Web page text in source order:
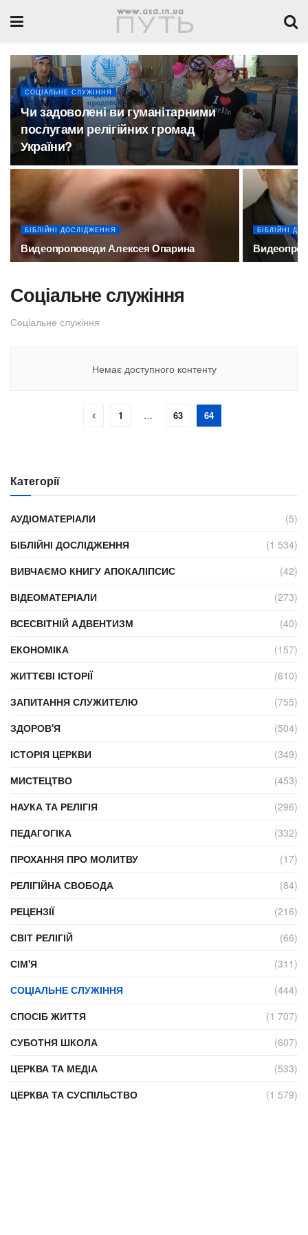
СОЦІАЛЬНЕ СЛУЖІННЯ
Чи задоволені ви гуманітарними
послугами релігійних громад
України?
БІБЛІЙНІ ДОСЛІДЖЕННЯ
Видеопроповеди Алексея Опарина
БІБЛІЙНІ
Соціальне служіння
Соціальне служіння
Немає доступного контенту
1 … 63 64
Категорії
АУДІОМАТЕРІАЛИ
(5)
БІБЛІЙНІ ДОСЛІДЖЕННЯ
(1 534)
ВИВЧАЄМО КНИГУ АПОКАЛІПСИС
(42)
ВІДЕОМАТЕРІАЛИ
(273)
ВСЕСВІТНІЙ АДВЕНТИЗМ
(40)
ЕКОНОМІКА
(157)
ЖИТТЄВІ ІСТОРІЇ
(610)
ЗАПИТАННЯ СЛУЖИТЕЛЮ
(755)
ЗДОРОВ'Я
(504)
ІСТОРІЯ ЦЕРКВИ
(349)
МИСТЕЦТВО
(453)
НАУКА ТА РЕЛІГІЯ
(296)
ПЕДАГОГІКА
(332)
ПРОХАННЯ ПРО МОЛИТВУ
(17)
РЕЛІГІЙНА СВОБОДА
(84)
РЕЦЕНЗІЇ
(216)
СВІТ РЕЛІГІЙ
(66)
СІМ'Я
(311)
СОЦІАЛЬНЕ СЛУЖІННЯ
(444)
СПОСІБ ЖИТТЯ
(1 707)
СУБОТНЯ ШКОЛА
(607)
ЦЕРКВА ТА МЕДІА
(533)
ЦЕРКВА ТА СУСПІЛЬСТВО
(1 579)